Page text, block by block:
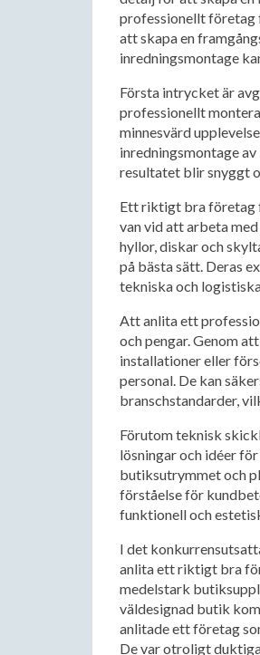
professionellt företag
att skapa en
inredningsmontage
Första intrycket är
professionellt
minnesvärd
inredningsmontage
resultatet blir snyggt
Ett riktigt bra företag
van vid att arbeta
hyllor, diskar och
på bästa sätt. Deras
tekniska och
Att anlita ett
och pengar. Genom
installationer eller
personal. De kan
branschstandarder,
Förutom teknisk
lösningar och idéer
butiksutrymmet och
förståelse för
funktionell och
I det
anlita ett riktigt bra
medelstark
väldesignad butik
anlitade ett företag
De var otroligt